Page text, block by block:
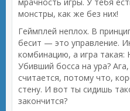
монстры, как же без них!
Геймплей неплох. В
бесит — это управление.
комбинацию, а игра такая:
Убивший босса на ура?
считается, потому что,
стену. И вот ты сидишь
закончится?